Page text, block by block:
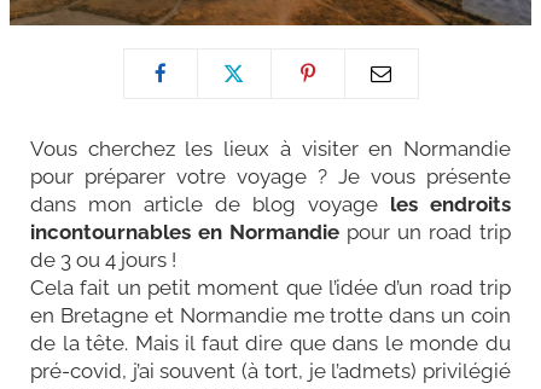
Vous cherchez les lieux à visiter en Normandie
pour préparer votre voyage ? Je vous présente
dans mon article de blog voyage les endroits
incontournables en Normandie pour un road trip
de 3 ou 4 jours !
Cela fait un petit moment que l’idée d’un road trip
en Bretagne et Normandie me trotte dans un coin
de la tête. Mais il faut dire que dans le monde du
pré-covid, j’ai souvent (à tort, je l’admets) privilégié